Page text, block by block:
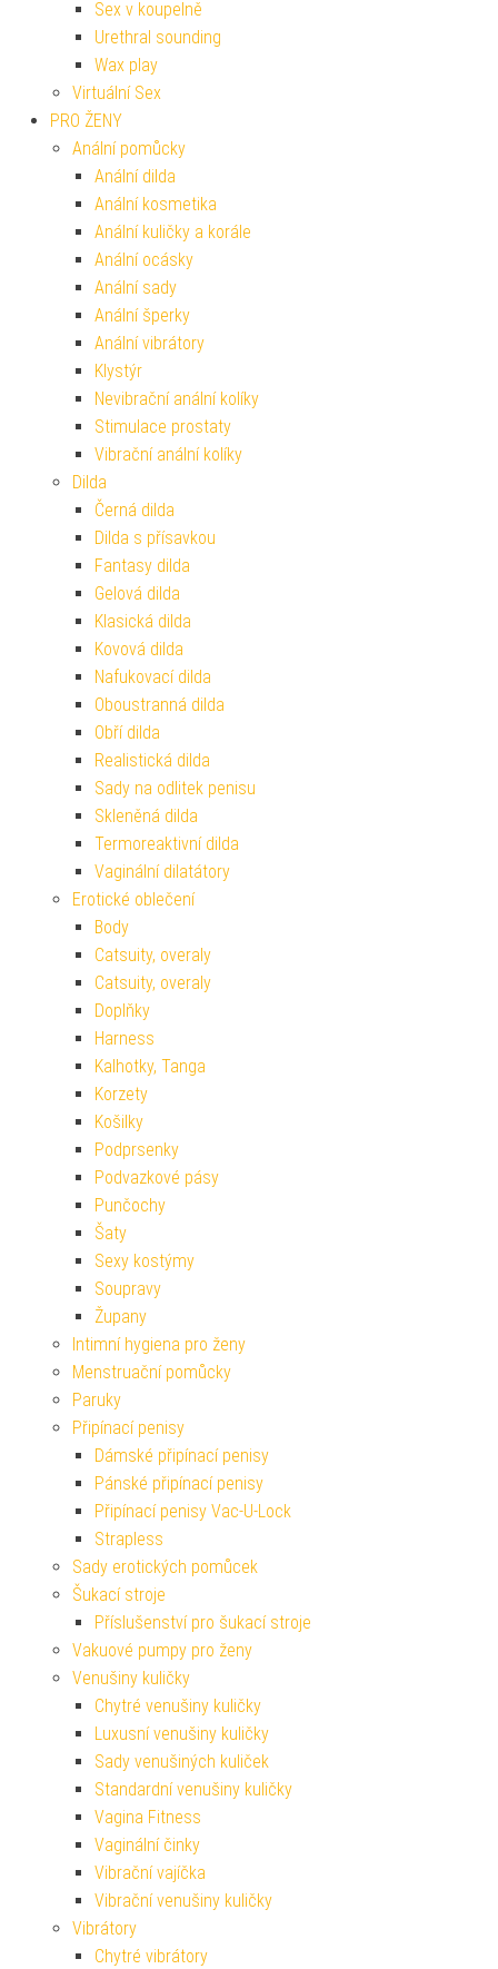
Sex v koupelně
Urethral sounding
Wax play
Virtuální Sex
PRO ŽENY
Anální pomůcky
Anální dilda
Anální kosmetika
Anální kuličky a korále
Anální ocásky
Anální sady
Anální šperky
Anální vibrátory
Klystýr
Nevibrační anální kolíky
Stimulace prostaty
Vibrační anální kolíky
Dilda
Černá dilda
Dilda s přísavkou
Fantasy dilda
Gelová dilda
Klasická dilda
Kovová dilda
Nafukovací dilda
Oboustranná dilda
Obří dilda
Realistická dilda
Sady na odlitek penisu
Skleněná dilda
Termoreaktivní dilda
Vaginální dilatátory
Erotické oblečení
Body
Catsuity, overaly
Catsuity, overaly
Doplňky
Harness
Kalhotky, Tanga
Korzety
Košilky
Podprsenky
Podvazkové pásy
Punčochy
Šaty
Sexy kostýmy
Soupravy
Župany
Intimní hygiena pro ženy
Menstruační pomůcky
Paruky
Připínací penisy
Dámské připínací penisy
Pánské připínací penisy
Připínací penisy Vac-U-Lock
Strapless
Sady erotických pomůcek
Šukací stroje
Příslušenství pro šukací stroje
Vakuové pumpy pro ženy
Venušiny kuličky
Chytré venušiny kuličky
Luxusní venušiny kuličky
Sady venušiných kuliček
Standardní venušiny kuličky
Vagina Fitness
Vaginální činky
Vibrační vajíčka
Vibrační venušiny kuličky
Vibrátory
Chytré vibrátory